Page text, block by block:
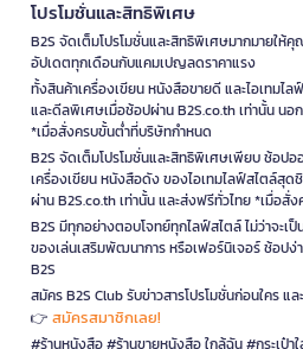
โปรโมชั่นและสิทธิพิเศษ
B2S จัดเต็มโปรโมชั่นและสิทธิพิเศษมากมายให้
อัปเดตทุกเดือนกับแคมเปญลดราคาแรง
ทั้งสินค้าเครื่องเขียน หนังสือขายดี และไอเทม
และดีลพิเศษเมื่อช้อปผ่าน B2S.co.th เท่านั้น นอ
*เมื่อสั่งครบขั้นต่ำที่บริษัทกำหนด
B2S จัดเต็มโปรโมชั่นและสิทธิพิเศษเพียบ ช้อป
เครื่องเขียน หนังสือดัง ของไอเทมไลฟ์สไตล์สุ
ผ่าน B2S.co.th เท่านั้น และส่งฟรีทั่วไทย *เมื่อสั่
B2S มีทุกอย่างตอบโจทย์ทุกไลฟ์สไตล์ ไม่ว่าจะเ
ของเล่นเสริมพัฒนาการ หรือเฟอร์นิเจอร์ ช้อปง่
B2S
สมัคร B2S Club รับข่าวสารโปรโมชั่นก่อนใคร แ
👉 สมัครสมาชิกเลย!
#ร้านหนังสือ #ร้านขายหนังสือ ใกล้ฉัน #กระเป๋